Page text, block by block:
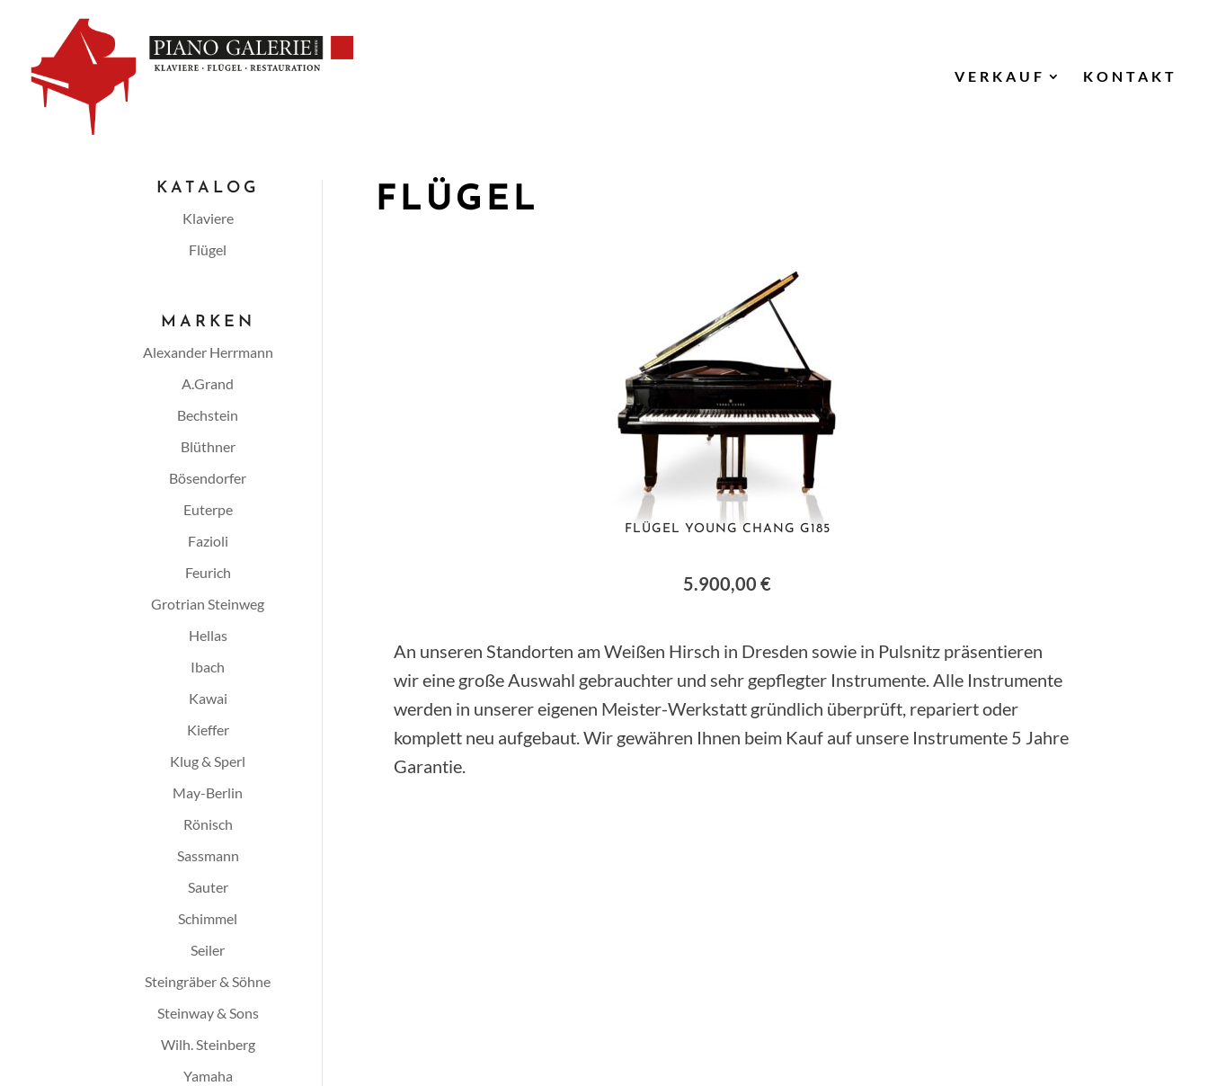
VERKAUF KONTAKT
KATALOG
Klaviere
Flügel
MARKEN
Alexander Herrmann
A.Grand
Bechstein
Blüthner
Bösendorfer
Euterpe
Fazioli
Feurich
Grotrian Steinweg
Hellas
Ibach
Kawai
Kieffer
Klug & Sperl
May-Berlin
Rönisch
Sassmann
Sauter
Schimmel
Seiler
Steingräber & Söhne
Steinway & Sons
Wilh. Steinberg
Yamaha
FLÜGEL
FLÜGEL YOUNG CHANG G185
5.900,00 €
An unseren Standorten am Weißen Hirsch in Dresden sowie in Pulsnitz präsentieren
wir eine große Auswahl gebrauchter und sehr gepflegter Instrumente. Alle Instrumente
werden in unserer eigenen Meister-Werkstatt gründlich überprüft, repariert oder
komplett neu aufgebaut. Wir gewähren Ihnen beim Kauf auf unsere Instrumente 5 Jahre
Garantie.